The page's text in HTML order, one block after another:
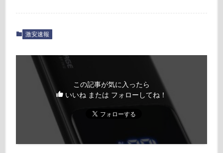
激安速報
この記事が気に入ったら
いいね または フォローしてね！